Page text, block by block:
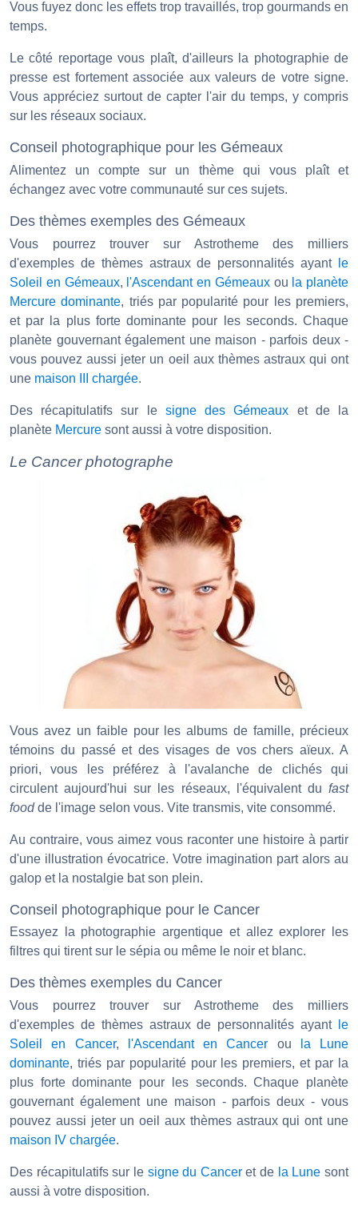
Vous fuyez donc les effets trop travaillés, trop gourmands en
temps.
Le côté reportage vous plaît, d'ailleurs la photographie de
presse est fortement associée aux valeurs de votre signe.
Vous appréciez surtout de capter l'air du temps, y compris
sur les réseaux sociaux.
Conseil photographique pour les Gémeaux
Alimentez un compte sur un thème qui vous plaît et
échangez avec votre communauté sur ces sujets.
Des thèmes exemples des Gémeaux
Vous pourrez trouver sur Astrotheme des milliers
d'exemples de thèmes astraux de personnalités ayant
le
Soleil en Gémeaux, l'Ascendant en Gémeauxou la planète
Mercure dominante, triés par popularité pour les premiers,
et par la plus forte dominante pour les seconds. Chaque
planète gouvernant également une maison - parfois deux -
vous pouvez aussi jeter un oeil aux thèmes astraux qui ont
une maison III chargée.
Des récapitulatifs sur le signe des Gémeaux et de la
planète Mercure sont aussi à votre disposition.
Le Cancer photographe
Vous avez un faible pour les albums de famille, précieux
témoins du passé et des visages de vos chers aïeux. A
priori, vous les préférez à l'avalanche de clichés qui
circulent aujourd'hui sur les réseaux, l'équivalent du fast
foodde l'image selon vous. Vite transmis, vite consommé.
Au contraire, vous aimez vous raconter une histoire à partir
d'une illustration évocatrice. Votre imagination part alors au
galop et la nostalgie bat son plein.
Conseil photographique pour le Cancer
Essayez la photographie argentique et allez explorer les
filtres qui tirent sur le sépia ou même le noir et blanc.
Des thèmes exemples du Cancer
Vous pourrez trouver sur Astrotheme des milliers
d'exemples de thèmes astraux de personnalités ayant
le
Soleil en Cancer, l'Ascendant en Cancer ou
la Lune
dominante, triés par popularité pour les premiers, et par la
plus forte dominante pour les seconds. Chaque planète
gouvernant également une maison - parfois deux - vous
pouvez aussi jeter un oeil aux thèmes astraux qui ont une
maison IV chargée.
Des récapitulatifs sur le signe du Canceret de la Lune sont
aussi à votre disposition.